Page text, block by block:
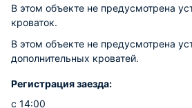
В этом объекте не предусмотрена
кроваток.
В этом объекте не предусмотрена
дополнительных кроватей.
Регистрация заезда:
с 14:00